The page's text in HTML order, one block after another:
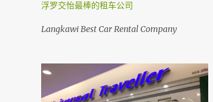
浮罗交怡最棒的租车公司
Langkawi Best Car Rental Company